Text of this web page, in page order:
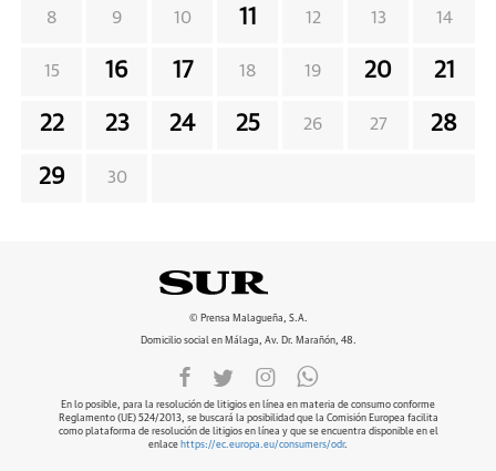
8 9 10 11 12 13 14
15 16 17 18 19 20 21
22 23 24 25 26 27 28
29 30
© Prensa Malagueña, S.A.
Domicilio social en Málaga, Av. Dr. Marañón, 48.
En lo posible, para la resolución de litigios en línea en materia de consumo conforme
Reglamento (UE) 524/2013, se buscará la posibilidad que la Comisión Europea facilita
como plataforma de resolución de litigios en línea y que se encuentra disponible en el
enlace https://ec.europa.eu/consumers/odr.